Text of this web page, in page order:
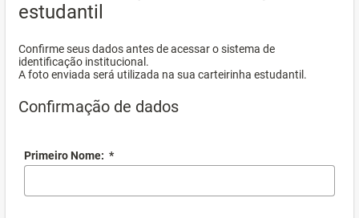
estudantil
Confirme seus dados antes de acessar o sistema de
identificação institucional.
A foto enviada será utilizada na sua carteirinha estudantil.
Confirmação de dados
Primeiro Nome: *